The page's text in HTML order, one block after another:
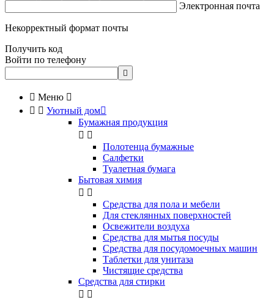
Электронная почта
Некорректный формат почты
Получить код
Войти по телефону

 Меню 
  Уютный дом
Бумажная продукция
 
Полотенца бумажные
Салфетки
Туалетная бумага
Бытовая химия
 
Cредства для пола и мебели
Для стеклянных поверхностей
Освежители воздуха
Средства для мытья посуды
Средства для посудомоечных машин
Таблетки для унитаза
Чистящие средства
Средства для стирки
 